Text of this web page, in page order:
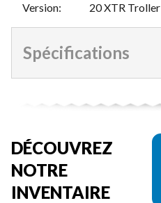
Version: 20 XTR Troller
Spécifications
DÉCOUVREZ
NOTRE
INVENTAIRE